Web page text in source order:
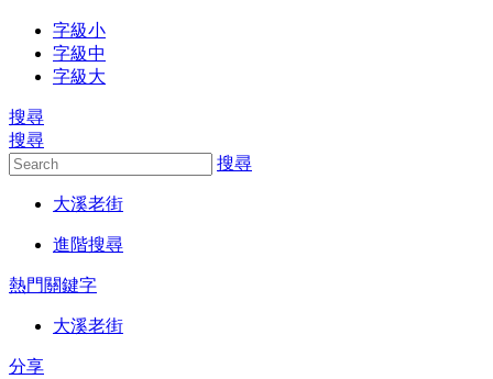
字級小
字級中
字級大
搜尋
搜尋
搜尋
大溪老街
進階搜尋
熱門關鍵字
大溪老街
分享